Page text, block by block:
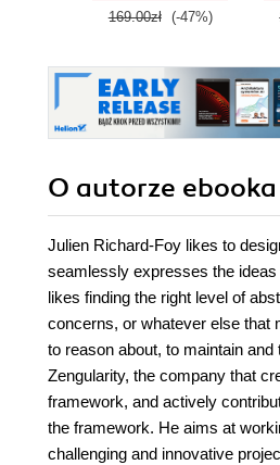
169.00zł (-47%)
O autorze ebooka
Julien Richard-Foy likes to
seamlessly expresses the
likes finding the right level of
concerns, or whatever else that
to reason about, to maintain
Zengularity, the company that
framework, and actively
the framework. He aims at
challenging and innovative